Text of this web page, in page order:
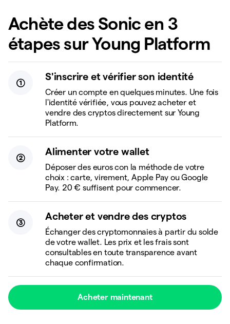
Achète des Sonic en 3
étapes sur Young Platform
S'inscrire et vérifier son identité
Créer un compte en quelques minutes. Une fois
l'identité vérifiée, vous pouvez acheter et
vendre des cryptos directement sur Young
Platform.
Alimenter votre wallet
Déposer des euros con la méthode de votre
choix : carte, virement, Apple Pay ou Google
Pay. 20 € suffisent pour commencer.
Acheter et vendre des cryptos
Échanger des cryptomonnaies à partir du solde
de votre wallet. Les prix et les frais sont
consultables en toute transparence avant
chaque confirmation.
Acheter maintenant